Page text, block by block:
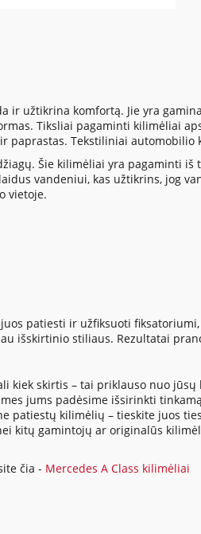
užtikrina komfortą. Jie yra
Tiksliai pagaminti kilimėliai
paprastas. Tekstiliniai
Šie kilimėliai yra pagaminti
vandeniui, kas užtikrins, jog
vietoje.
patiesti ir užfiksuoti
išskirtinio stiliaus. Rezultatai
kiek skirtis – tai priklauso nuo
jums padėsime išsirinkti
patiestų kilimėlių – tieskite juos
kitų gamintojų ar originalūs
čia - Mercedes A Class kilimėliai